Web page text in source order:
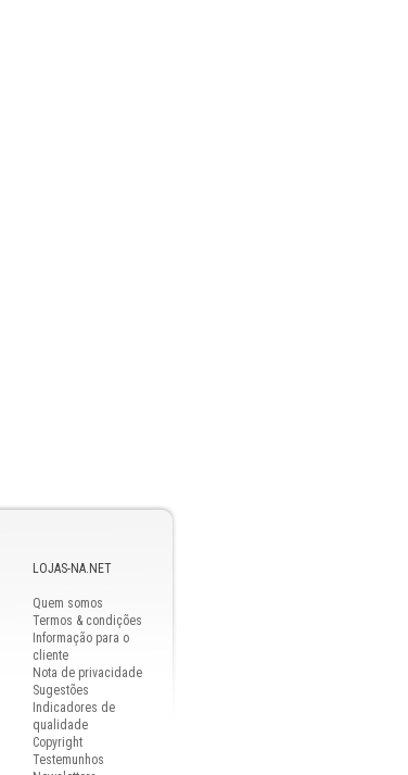
LOJAS-NA.NET
Quem somos
Termos & condições
Informação para o
cliente
Nota de privacidade
Sugestões
Indicadores de
qualidade
Copyright
Testemunhos